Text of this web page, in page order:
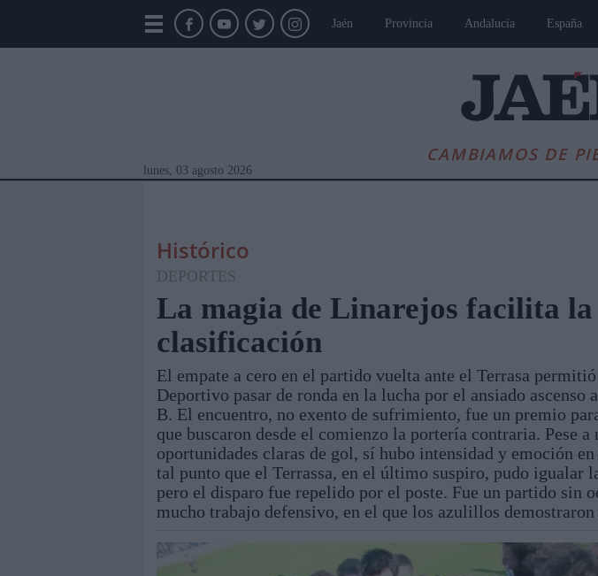
Jaén Provincia Andalucía España
CAMBIAMOS DE
lunes, 03 agosto 2026
Módulos Portada Jaén Provincia
Histórico
DEPORTES
La magia de Linarejos facilita la
clasificación
El empate a cero en el partido vuelta ante el Terrasa
Deportivo pasar de ronda en la lucha por el ansiado ascenso
B. El encuentro, no exento de sufrimiento, fue un premio
que buscaron desde el comienzo la portería contraria. Pese a
oportunidades claras de gol, sí hubo intensidad y emoción
tal punto que el Terrassa, en el último suspiro, pudo igualar
pero el disparo fue repelido por el poste. Fue un partido sin
mucho trabajo defensivo, en el que los azulillos demostraron